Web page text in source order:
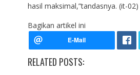
hasil maksimal,”tandasnya. (it-02)
Bagikan artikel ini
RELATED POSTS: